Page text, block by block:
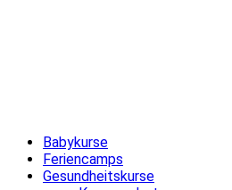
Babykurse
Feriencamps
Gesundheitskurse